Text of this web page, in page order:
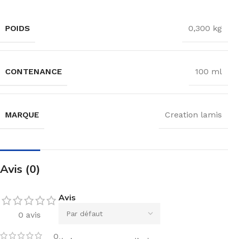
POIDS 0,300 kg
CONTENANCE 100 ml
MARQUE Creation lamis
Avis (0)
0 avis
0
Avis